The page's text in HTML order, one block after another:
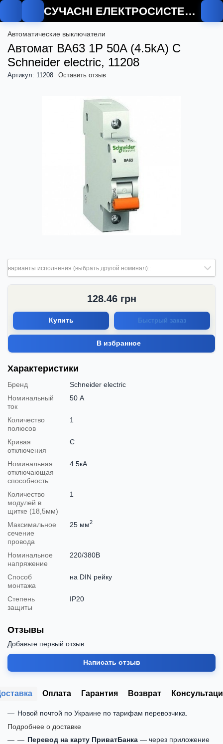
СУЧАСНІ ЕЛЕКТРОСИСТЕМИ
Автоматические выключатели
Автомат ВА63 1P 50A (4.5kA) C
Schneider electric, 11208
Артикул: 11208 Оставить отзыв
варианты исполнения (выбрать другой номинал)::
128.46грн
Купить Быстрый заказ
В избранное
Характеристики
Бренд
Schneider electric
Номинальный
ток
50 А
Количество
полюсов
1
Кривая
отключения
C
Номинальная
отключающая
способность
4.5кА
Количество
модулей в
щитке (18,5мм)
1
Максимальное
сечение
провода
25 мм2
Номинальное
напряжение
220/380В
Способ
монтажа
на DIN рейку
Степень
защиты
IP20
Отзывы
Добавьте первый отзыв
Написать отзыв
Оплата Гарантия Возврат
Новой почтой по Украине по тарифам перевозчика.
Подробнее о доставке
Перевод на карту ПриватБанка — через приложение